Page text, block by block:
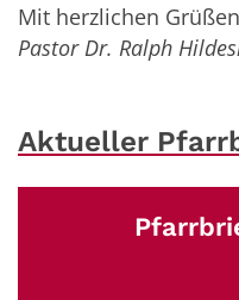
Mit herzlichen Grüßen
Pastor Dr. Ralph
Aktueller